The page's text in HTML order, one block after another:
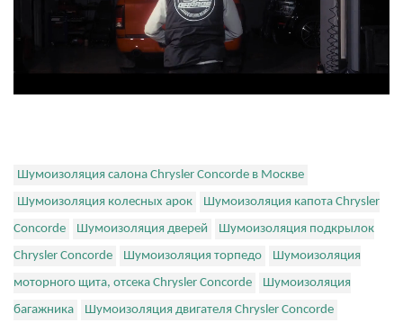
Шумоизоляция салона Chrysler Concorde в Москве
Шумоизоляция колесных арок
Шумоизоляция капота Chrysler
Concorde
Шумоизоляция дверей
Шумоизоляция подкрылок
Chrysler Concorde
Шумоизоляция торпедо
Шумоизоляция
моторного щита, отсека Chrysler Concorde
Шумоизоляция
багажника
Шумоизоляция двигателя Chrysler Concorde